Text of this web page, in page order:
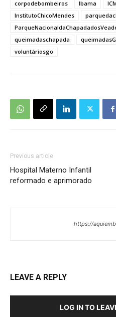
corpodebombeiros Ibama
InstitutoChicoMendes
queimadaschapada
voluntáriosgo
Previous article
Hospital Materno Infantil
reformado e aprimorado
https://
LEAVE A REPLY
LOG IN TO